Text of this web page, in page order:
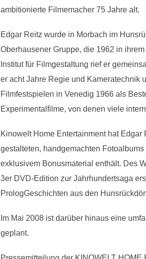
ambitionierte Filmemacher 75 Jahre alt.
Edgar Reitz wurde in Morbach im
Oberhausener Gruppe, die 1962 in
Institut für Filmgestaltung rief er
er acht Jahre Regie und Kameratechnik
Filmfestspielen in Venedig 1966 als
Experimentalfilme, von denen viele
Kinowelt Home Entertainment hat Edgar
gestalteten, handgemachten
exklusivem Bonusmaterial enthält. Des
3er DVD-Edition zur Jahrhundertsaga
PrologGeschichten aus den
Im Mai 2008 ist darüber hinaus eine
geplant.